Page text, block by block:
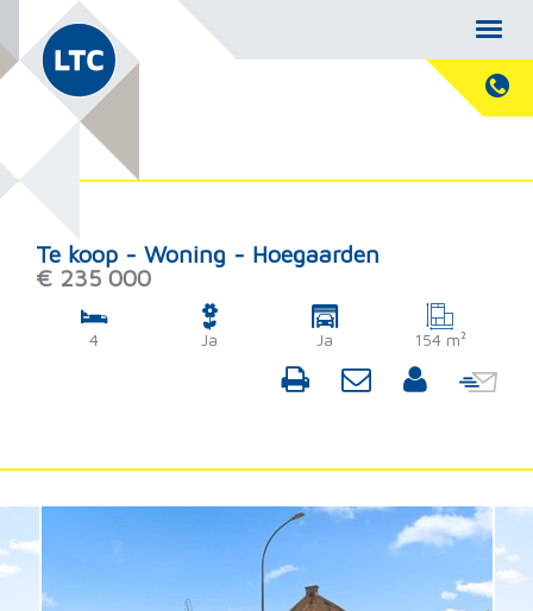
Te koop - Woning - Hoegaarden
€ 235 000
4 Ja Ja 154 m²